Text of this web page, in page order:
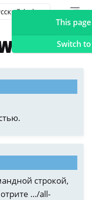
строкой,
…/all-
This
Switch